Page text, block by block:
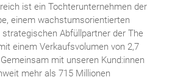
ist ein Tochterunternehmen der
einem wachstumsorientierten
Abfüllpartner der The
einem Verkaufsvolumen von 2,7
mit unseren Kund:innen
mehr als 715 Millionen